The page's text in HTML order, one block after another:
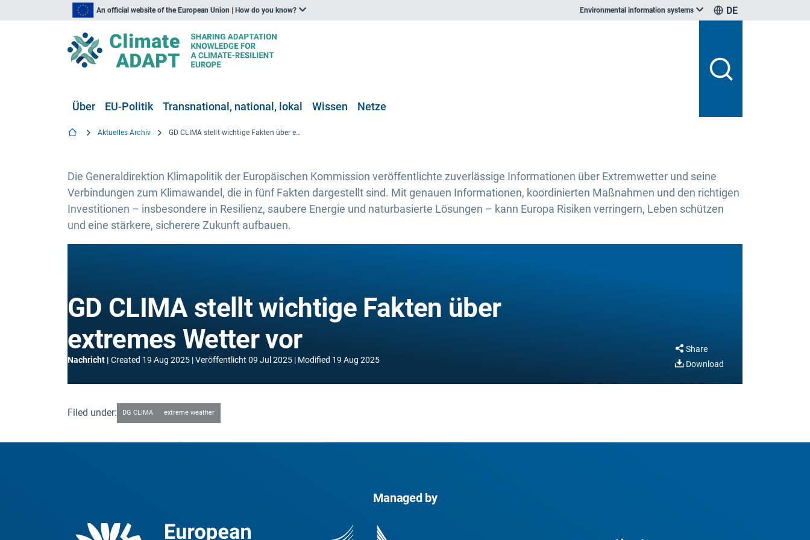
An official website of the European Union | How do you know? Environmental information systems DE
Über EU-Politik Transnational, national, lokal Wissen Netze
Aktuelles Archiv GD CLIMA stellt wichtige Fakten über extremes Wetter vor
Die Generaldirektion Klimapolitik der Europäischen Kommission veröffentlichte zuverlässige Informationen über Extremwetter und seine
Verbindungen zum Klimawandel, die in fünf Fakten dargestellt sind. Mit genauen Informationen, koordinierten Maßnahmen und den richtigen
Investitionen – insbesondere in Resilienz, saubere Energie und naturbasierte Lösungen – kann Europa Risiken verringern, Leben schützen
und eine stärkere, sicherere Zukunft aufbauen.
GD CLIMA stellt wichtige Fakten über
extremes Wetter vor
Nachricht Created 19 Aug 2025 Veröffentlicht 09 Jul 2025 Modified 19 Aug 2025
Share
Download
Filed under: DG CLIMA extreme weather
Managed by